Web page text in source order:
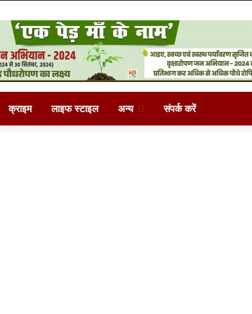
क्राइम लाइफ स्टाइल अन्य संपर्क करें